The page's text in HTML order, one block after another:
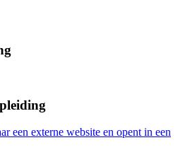
een externe website en opent in een